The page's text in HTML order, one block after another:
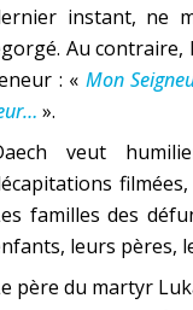
instant, ne
Au contraire,
: « Mon
».
veut
familles des
leurs pères,
père du martyr